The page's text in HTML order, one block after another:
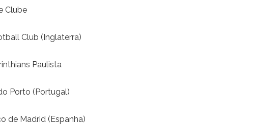
Clube
Club (Inglaterra)
Paulista
Porto (Portugal)
de Madrid (Espanha)